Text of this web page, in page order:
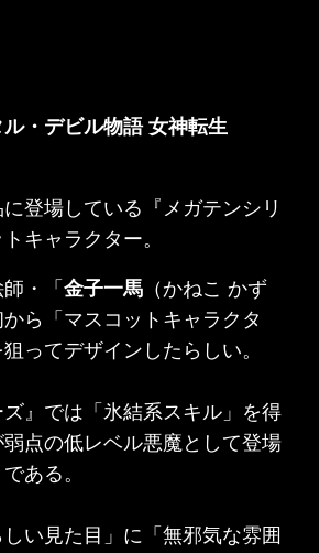
ル・デビル物語 女神転生
登場している『メガテンシリ
キャラクター。
・「 金子一馬（かねこ かず
ら「マスコットキャラクタ
ってデザインしたらしい。
ズ』では「氷結系スキル」を得
点の低レベル悪魔として登場
ある。
い見た目」に「無邪気な雰囲